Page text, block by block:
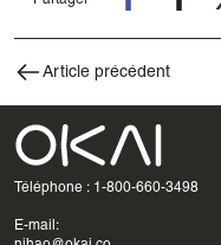
Article précédent
Téléphone : 1-800-660-3498
E-mail: